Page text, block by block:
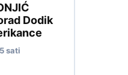
Dodik
sati